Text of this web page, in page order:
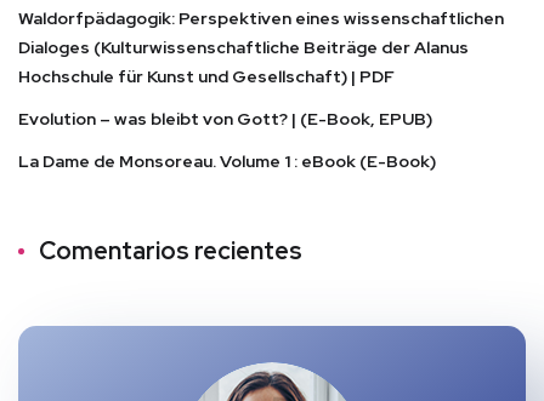
Waldorfpädagogik: Perspektiven eines wissenschaftlichen
Dialoges (Kulturwissenschaftliche Beiträge der Alanus
Hochschule für Kunst und Gesellschaft) | PDF
Evolution – was bleibt von Gott? | (E-Book, EPUB)
La Dame de Monsoreau. Volume 1 : eBook (E-Book)
Comentarios recientes